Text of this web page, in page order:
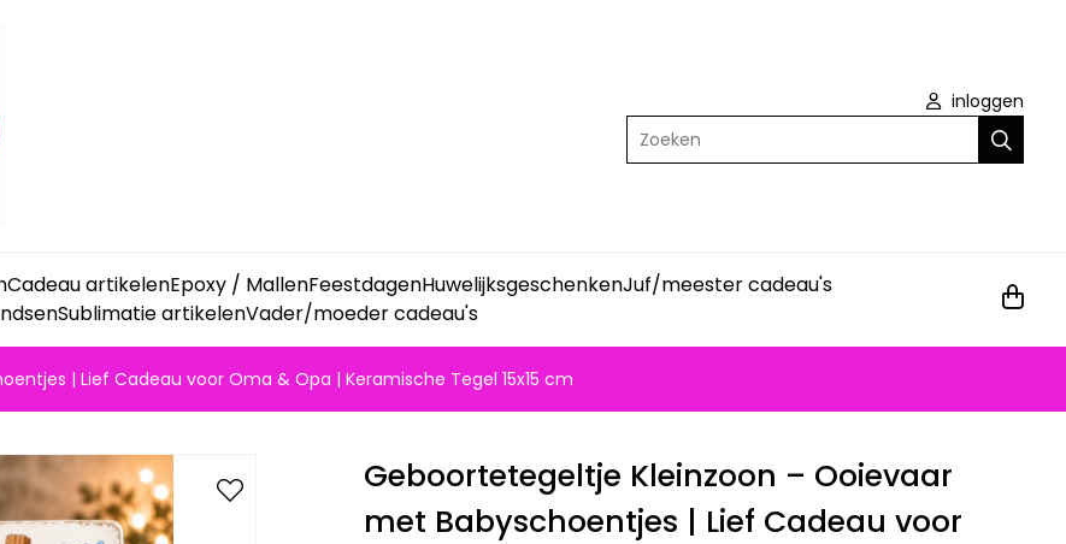
inloggen
Zoeken
Cadeau artikelenEpoxy / MallenFeestdagenHuwelijksgeschenkenJuf/meester cadeau's
Sublimatie artikelenVader/moeder cadeau's
| Lief Cadeau voor Oma & Opa | Keramische Tegel 15x15 cm
Geboortetegeltje Kleinzoon – Ooievaar
met Babyschoentjes | Lief Cadeau voor